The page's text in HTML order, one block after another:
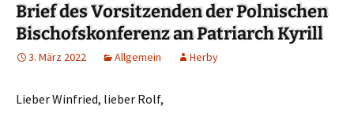
Brief des Vorsitzenden der Polnischen
Bischofskonferenz an Patriarch Kyrill
3. März 2022 Allgemein Herby
Lieber Winfried, lieber Rolf,